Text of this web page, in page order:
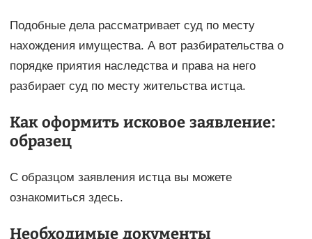
Подобные дела рассматривает суд по месту
нахождения имущества. А вот разбирательства о
порядке приятия наследства и права на него
разбирает суд по месту жительства истца.
Как оформить исковое заявление:
образец
С образцом заявления истца вы можете
ознакомиться здесь.
Необходимые документы